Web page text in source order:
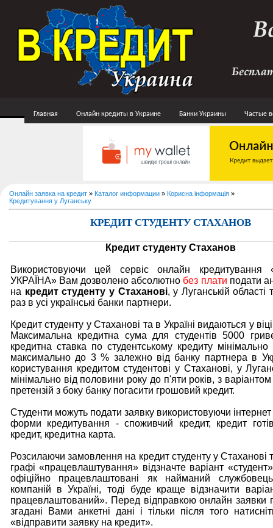
Главная Онлайн кредиты в Украине Банки Украины Частые
Онлайн заявка на кредит » Каталог информации » Корисна інформація »
Кредитування у Луганську
КРЕДИТ СТУДЕНТУ СТАХАНОВ
Кредит студенту Стаханов
Використовуючи цей сервіс онлайн
УКРАЇНА» Вам дозволено абсолютно без плати подати
на кредит студенту у Стаханові, у Луганській області
раз в усі українські банки партнери.
Кредит студенту у Стаханові та в Україні видаються у
Максимальна кредитна сума для студентів 5000
кредитна ставка по студентському кредиту
максимально до 3 % залежно від банку партнера в
користування кредитом студентові у Стаханові, у
мінімально від половини року до п'яти років, з варіантом
претензій з боку банку погасити грошовий кредит.
Студенти можуть подати заявку використовуючи
форми кредитування - споживчий кредит, кредит
кредит, кредитна карта.
Розсилаючи замовлення на кредит студенту у Стаханові
графі «працевлаштування» відзначте варіант
офіційно працевлаштовані як найманий
компаній в Україні, тоді буде краще відзначити
працевлаштований». Перед відправкою онлайн заявки
згадані Вами анкетні дані і тільки після того
«відправити заявку на кредит».